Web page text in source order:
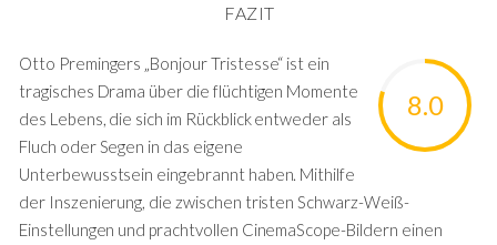
FAZIT
8.0
Otto Premingers „Bonjour Tristesse“ ist ein
tragisches Drama über die flüchtigen Momente
des Lebens, die sich im Rückblick entweder als
Fluch oder Segen in das eigene
Unterbewusstsein eingebrannt haben. Mithilfe
der Inszenierung, die zwischen tristen Schwarz-Weiß-
Einstellungen und prachtvollen CinemaScope-Bildern einen